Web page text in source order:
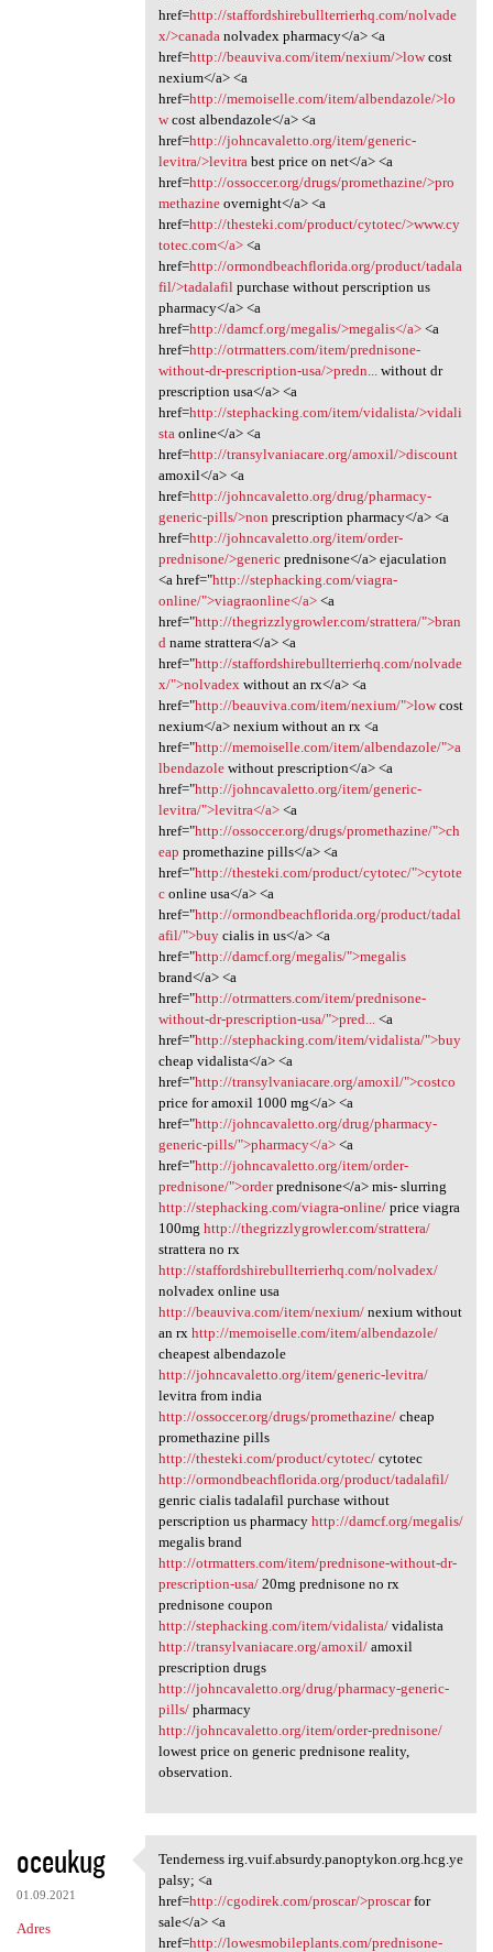
href=http://staffordshirebullterrierhq.com/nolvade
x/>canadanolvadex pharmacy</a> <a
href=http://beauviva.com/item/nexium/>lowcost
nexium</a> <a
href=http://memoiselle.com/item/albendazole/>lo
wcost albendazole</a> <a
href=http://johncavaletto.org/item/generic-
levitra/>levitrabest price on net</a> <a
href=http://ossoccer.org/drugs/promethazine/>pro
methazineovernight</a> <a
href=http://thesteki.com/product/cytotec/>www.cy
totec.com</a><a
href=http://ormondbeachflorida.org/product/tadala
fil/>tadalafilpurchase without perscription us
pharmacy</a> <a
href=http://damcf.org/megalis/>megalis</a><a
href=http://otrmatters.com/item/prednisone-
without-dr-prescription-usa/>predn...without dr
prescription usa</a> <a
href=http://stephacking.com/item/vidalista/>vidali
staonline</a> <a
href=http://transylvaniacare.org/amoxil/>discount
amoxil</a> <a
href=http://johncavaletto.org/drug/pharmacy-
generic-pills/>non prescription pharmacy</a> <a
href=http://johncavaletto.org/item/order-
prednisone/>genericprednisone</a> ejaculation
<a href="http://stephacking.com/viagra-
online/">viagraonline</a><a
href="http://thegrizzlygrowler.com/strattera/">bran
dname strattera</a> <a
href="http://staffordshirebullterrierhq.com/nolvade
x/">nolvadexwithout an rx</a> <a
href="http://beauviva.com/item/nexium/">lowcost
nexium</a> nexium without an rx <a
href="http://memoiselle.com/item/albendazole/">a
lbendazolewithout prescription</a> <a
href="http://johncavaletto.org/item/generic-
levitra/">levitra</a><a
href="http://ossoccer.org/drugs/promethazine/">ch
eap promethazine pills</a> <a
href="http://thesteki.com/product/cytotec/">cytote
conline usa</a> <a
href="http://ormondbeachflorida.org/product/tadal
afil/">buycialis in us</a> <a
href="http://damcf.org/megalis/">megalis
brand</a> <a
href="http://otrmatters.com/item/prednisone-
without-dr-prescription-usa/">pred...<a
href="http://stephacking.com/item/vidalista/">buy
cheap vidalista</a> <a
href="http://transylvaniacare.org/amoxil/">costco
price for amoxil 1000 mg</a> <a
href="http://johncavaletto.org/drug/pharmacy-
generic-pills/">pharmacy</a><a
href="http://johncavaletto.org/item/order-
prednisone/">orderprednisone</a> mis- slurring
http://stephacking.com/viagra-online/price viagra
100mg http://thegrizzlygrowler.com/strattera/
strattera no rx
http://staffordshirebullterrierhq.com/nolvadex/
nolvadex online usa
http://beauviva.com/item/nexium/nexium without
an rx http://memoiselle.com/item/albendazole/
cheapest albendazole
http://johncavaletto.org/item/generic-levitra/
levitra from india
http://ossoccer.org/drugs/promethazine/cheap
promethazine pills
http://thesteki.com/product/cytotec/cytotec
http://ormondbeachflorida.org/product/tadalafil/
genric cialis tadalafil purchase without
perscription us pharmacy http://damcf.org/megalis/
megalis brand
http://otrmatters.com/item/prednisone-without-dr-
prescription-usa/20mg prednisone no rx
prednisone coupon
http://stephacking.com/item/vidalista/vidalista
http://transylvaniacare.org/amoxil/amoxil
prescription drugs
http://johncavaletto.org/drug/pharmacy-generic-
pills/pharmacy
http://johncavaletto.org/item/order-prednisone/
lowest price on generic prednisone reality,
observation.
oceukug
01.09.2021
Adres
Tenderness irg.vuif.absurdy
Tenderness irg.vuif.absurdy.panoptykon.org.hcg.ye
palsy; <a
href=http://cgodirek.com/proscar/>proscarfor
sale</a> <a
href=http://lowesmobileplants.com/prednisone-